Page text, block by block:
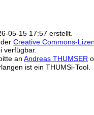
05-15 17:57 erstellt.
Creative Commons-
verfügbar.
an Andreas THUMSER
ist ein THUMSi-Tool.